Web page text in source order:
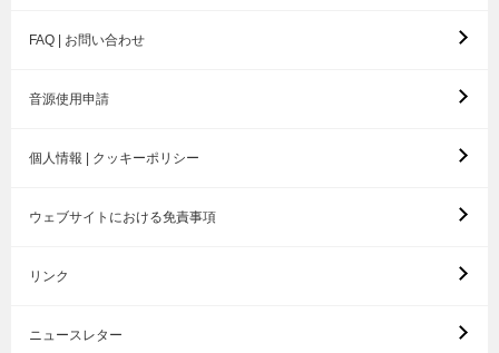
FAQ | お問い合わせ
音源使用申請
個人情報 | クッキーポリシー
ウェブサイトにおける免責事項
リンク
ニュースレター